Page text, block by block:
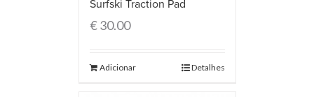
Surfski Traction Pad
€30.00
Adicionar Detalhes